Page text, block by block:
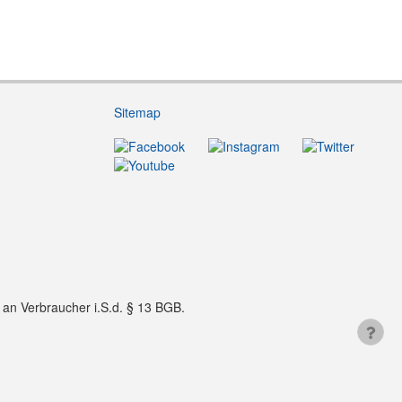
Sitemap
Verbraucher i.S.d. § 13 BGB.